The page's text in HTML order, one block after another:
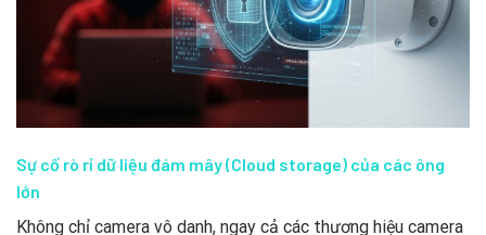
Sự cố rò rỉ dữ liệu đám mây (Cloud storage) của các ông
lớn
Không chỉ camera vô danh, ngay cả các thương hiệu camera